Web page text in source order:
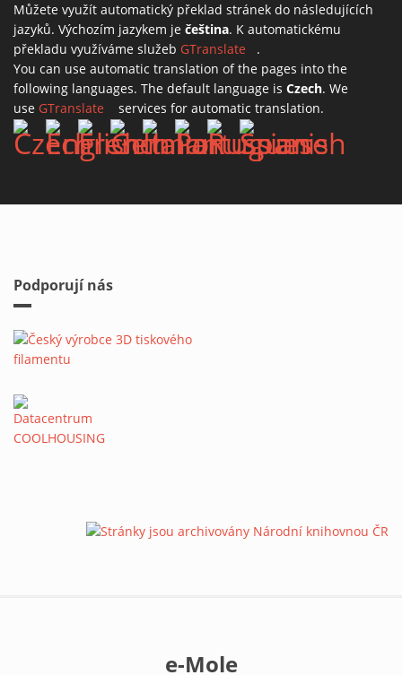
Můžete využít automatický překlad stránek do následujících
jazyků. Výchozím jazykem je čeština. K automatickému
překladu využíváme služeb GTranslate (link is external)
.
You can use automatic translation of the pages into the
following languages. The default language is Czech. We
use GTranslate (link is external)
services for automatic translation.
Podporují nás
e-Mole